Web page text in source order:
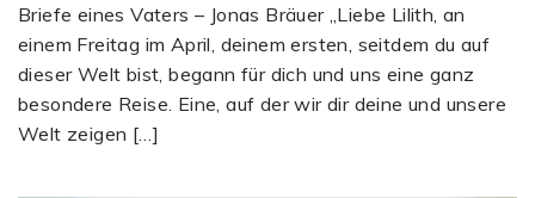
Briefe eines Vaters – Jonas Bräuer „Liebe Lilith, an
einem Freitag im April, deinem ersten, seitdem du auf
dieser Welt bist, begann für dich und uns eine ganz
besondere Reise. Eine, auf der wir dir deine und unsere
Welt zeigen […]